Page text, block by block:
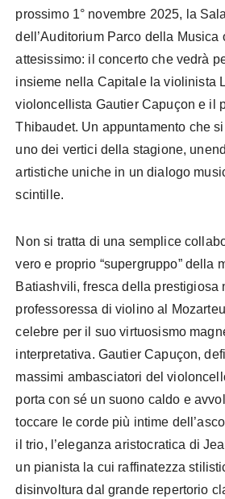
prossimo 1° novembre 2025, la
dell’Auditorium Parco della Musica
attesissimo: il concerto che vedrà
insieme nella Capitale la violinista
violoncellista Gautier Capuçon e il
Thibaudet. Un appuntamento che
uno dei vertici della stagione,
artistiche uniche in un dialogo
scintille.
Non si tratta di una semplice
vero e proprio “supergruppo” della
Batiashvili, fresca della prestigiosa
professoressa di violino al
celebre per il suo virtuosismo
interpretativa. Gautier Capuçon,
massimi ambasciatori del
porta con sé un suono caldo e
toccare le corde più intime
il trio, l’eleganza aristocratica di
un pianista la cui raffinatezza
disinvoltura dal grande repertorio